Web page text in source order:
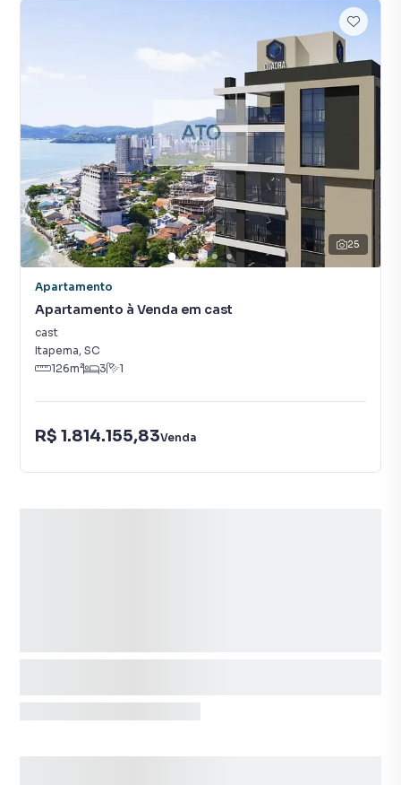
25
Apartamento
Apartamento à Venda em cast
cast
Itapema, SC
126m² 3 1
R$ 1.814.155,83Venda